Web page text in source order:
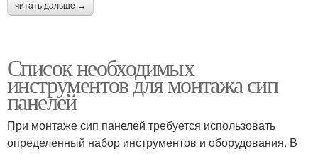
читать дальше →
Список необходимых
инструментов для монтажа сип
панелей
При монтаже сип панелей требуется использовать
определенный набор инструментов и оборудования. В